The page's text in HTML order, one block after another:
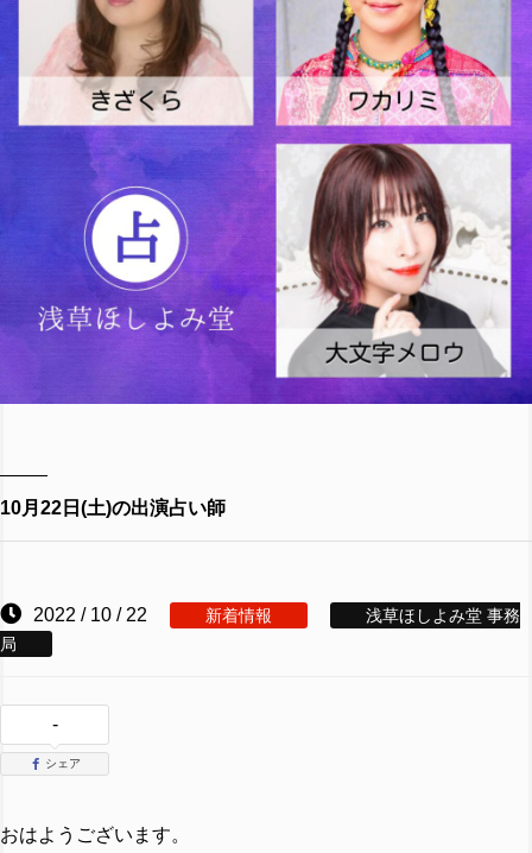
10月22日(土)の出演占い師
2022 / 10 / 22 新着情報
浅草ほしよみ堂 事務
局
-
シェア
おはようございます。